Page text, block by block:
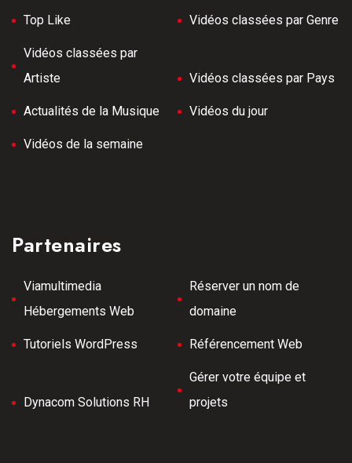
Top Like Vidéos classées par Genre
Vidéos classées par
Artiste
Vidéos classées par Pays
Actualités de la Musique Vidéos du jour
Vidéos de la semaine
Partenaires
Viamultimedia
Hébergements Web
Réserver un nom de
domaine
Tutoriels WordPress Référencement Web
Dynacom Solutions RH
Gérer votre équipe et
projets